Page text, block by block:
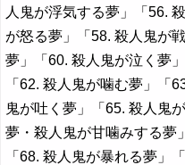
人鬼が浮気する夢」「56.
が怒る夢」「58. 殺人鬼が
夢」「60. 殺人鬼が泣く夢
「62. 殺人鬼が噛む夢」「
鬼が吐く夢」「65. 殺人鬼
夢・殺人鬼が甘噛みする夢
「68. 殺人鬼が暴れる夢」